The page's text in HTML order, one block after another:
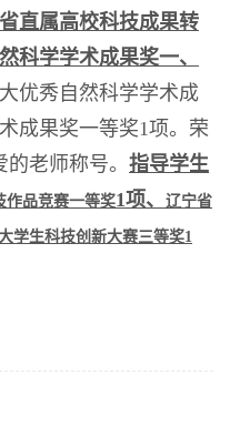
直属高校科技成果转
科学学术成果奖一、
优秀自然科学学术成
成果奖一等奖1项。 荣
老师称号。 指导学生
作品竞赛一等奖1项、 辽宁省
学生科技创新大赛三等奖1